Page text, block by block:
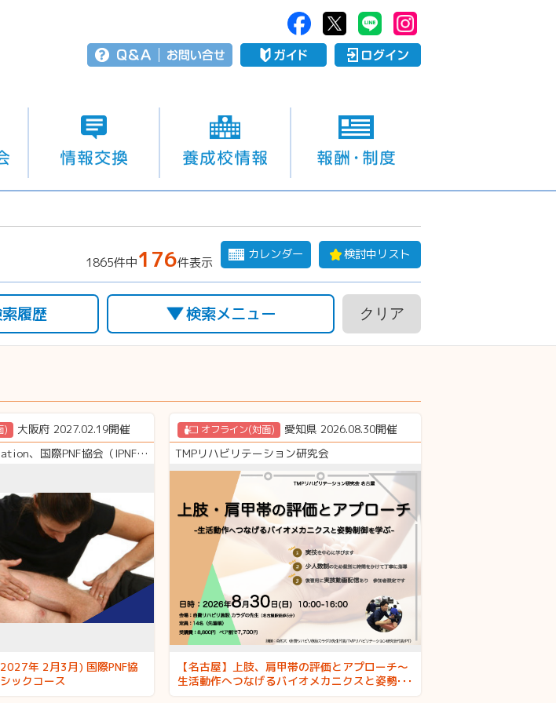
検討中リスト
カレンダー
1865件中176件表示
履歴 検索メニュー クリア
)
大阪府 2027.02.19開催
（株）Life Facilitation、国際PNF協会（IPNFA®︎）
年 2月3月) 国際PNF協
ックコース
オフライン(対面)
愛知県 2026.08.30開催
TMPリハビリテーション研究会
【名古屋】上肢、肩甲帯の評価とアプローチ〜
生活動作へつなげるバイオメカニクスと姿勢制
御を学ぶ〜